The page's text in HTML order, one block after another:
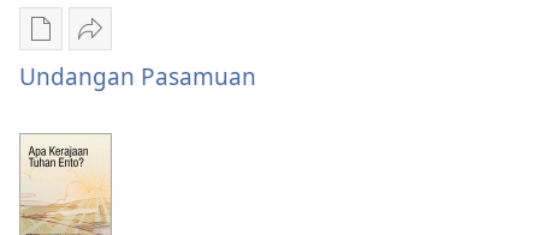
Pilian
ngunduh
publikasi
digital
Undangan
Pasamuan
Bagiang
Undangan
Pasamuan
Undangan Pasamuan